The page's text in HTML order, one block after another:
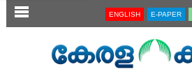
SECTIONS ENGLISH E-PAPER